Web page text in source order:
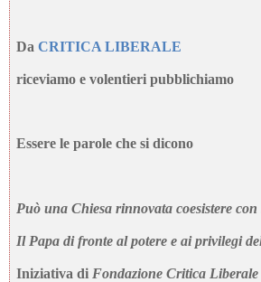
DaCRITICA LIBERALE
riceviamo e volentieri pubblichiamo
Essere le parole che si dicono
Può una Chiesa rinnovata coesistere
Il Papa di fronte al potere e ai privilegi
Iniziativa di Fondazione Critica Liberale